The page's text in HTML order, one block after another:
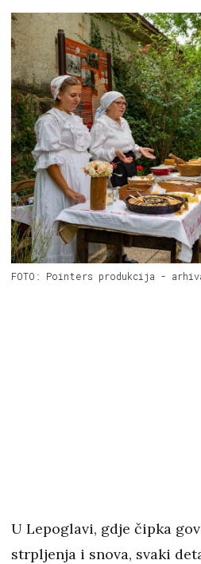
FOTO: Pointers produkcija -
U Lepoglavi, gdje čipka
strpljenja i snova, svaki